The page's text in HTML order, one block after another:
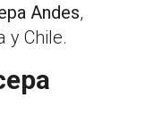
Andes,
y Chile.